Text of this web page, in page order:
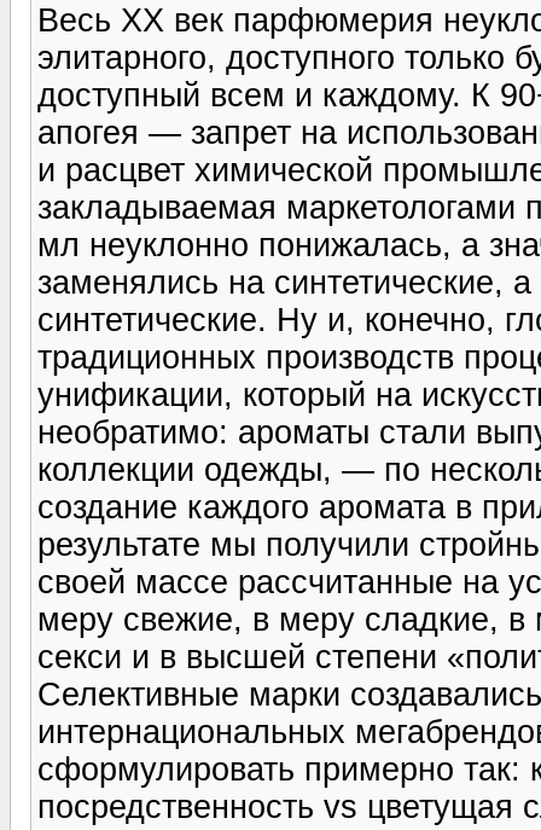
Весь XX век парфюмерия
элитарного, доступного только
доступный всем и каждому. К
апогея — запрет на
и расцвет химической
закладываемая маркетологами
мл неуклонно понижалась, а
заменялись на синтетические,
синтетические. Ну и, конечно,
традиционных производств
унификации, который на
необратимо: ароматы стали
коллекции одежды, — по
создание каждого аромата в
результате мы получили
своей массе рассчитанные на
меру свежие, в меру сладкие,
секси и в высшей степени
Селективные марки
интернациональных
сформулировать примерно так:
посредственность vs